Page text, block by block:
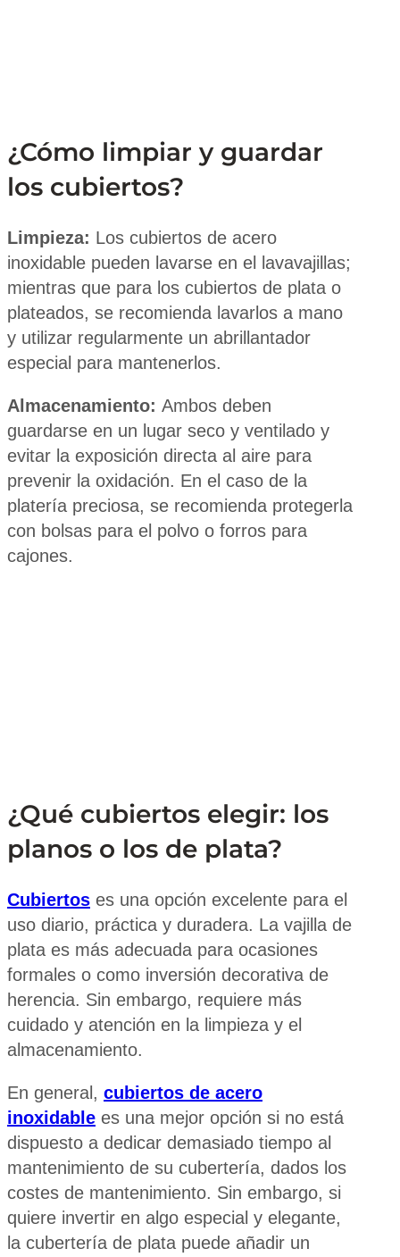
¿Cómo limpiar y guardar
los cubiertos?
Limpieza: Los cubiertos de acero
inoxidable pueden lavarse en el lavavajillas;
mientras que para los cubiertos de plata o
plateados, se recomienda lavarlos a mano
y utilizar regularmente un abrillantador
especial para mantenerlos.
Almacenamiento: Ambos deben
guardarse en un lugar seco y ventilado y
evitar la exposición directa al aire para
prevenir la oxidación. En el caso de la
platería preciosa, se recomienda protegerla
con bolsas para el polvo o forros para
cajones.
¿Qué cubiertos elegir: los
planos o los de plata?
Cubiertos es una opción excelente para el
uso diario, práctica y duradera. La vajilla de
plata es más adecuada para ocasiones
formales o como inversión decorativa de
herencia. Sin embargo, requiere más
cuidado y atención en la limpieza y el
almacenamiento.
En general, cubiertos de acero
inoxidable es una mejor opción si no está
dispuesto a dedicar demasiado tiempo al
mantenimiento de su cubertería, dados los
costes de mantenimiento. Sin embargo, si
quiere invertir en algo especial y elegante,
la cubertería de plata puede añadir un